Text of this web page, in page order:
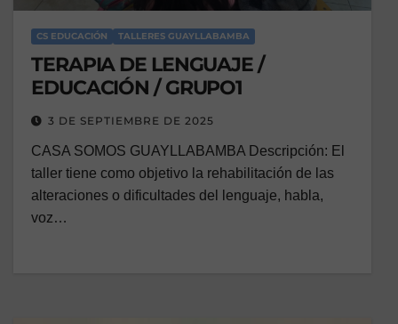
CS EDUCACIÓN TALLERES GUAYLLABAMBA
TERAPIA DE LENGUAJE /
EDUCACIÓN / GRUPO1
3 DE SEPTIEMBRE DE 2025
CASA SOMOS GUAYLLABAMBA Descripción: El
taller tiene como objetivo la rehabilitación de las
alteraciones o dificultades del lenguaje, habla,
voz…